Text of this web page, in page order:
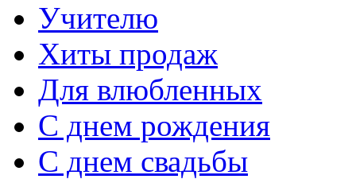
Учителю
Хиты продаж
Для влюбленных
С днем рождения
С днем свадьбы